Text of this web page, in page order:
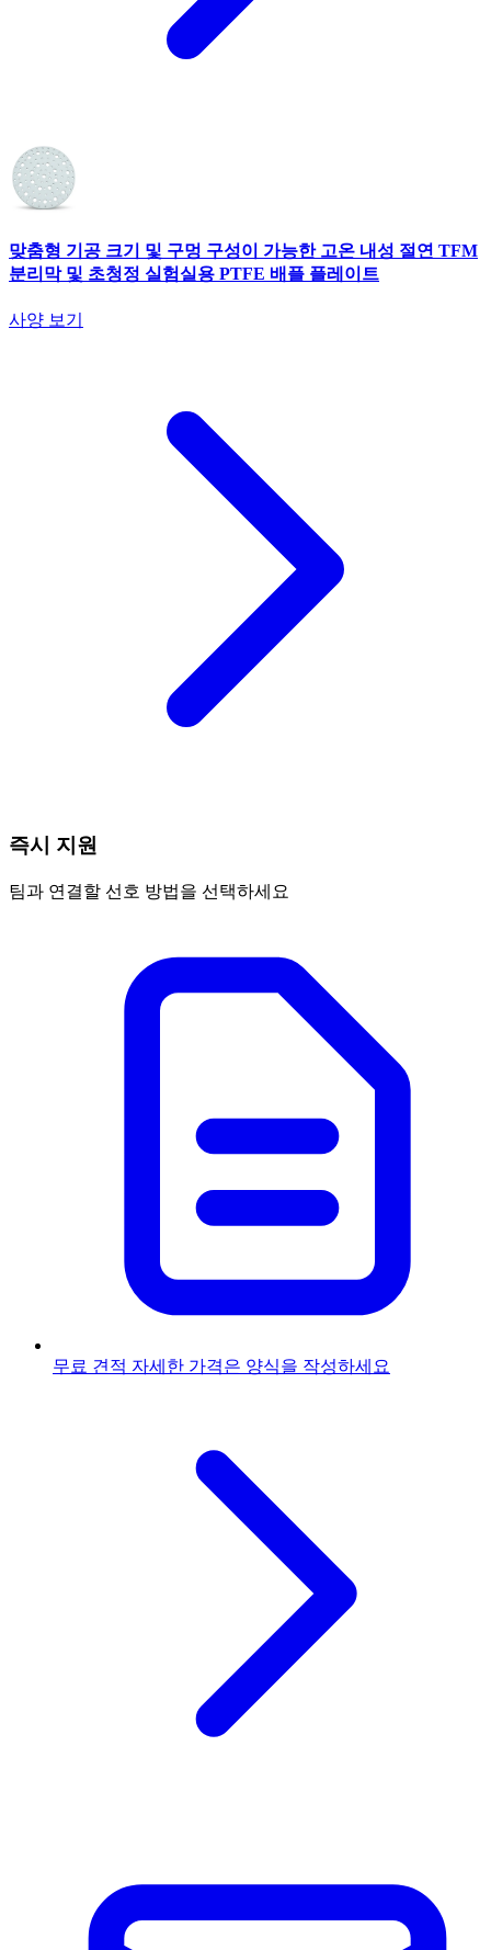
맞춤형 기공 크기 및 구멍 구성이 가능한 고온 내성 절연 TFM
분리막 및 초청정 실험실용 PTFE 배플 플레이트
사양 보기
즉시 지원
팀과 연결할 선호 방법을 선택하세요
무료 견적 자세한 가격은 양식을 작성하세요